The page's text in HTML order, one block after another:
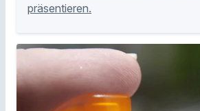
präsentieren.